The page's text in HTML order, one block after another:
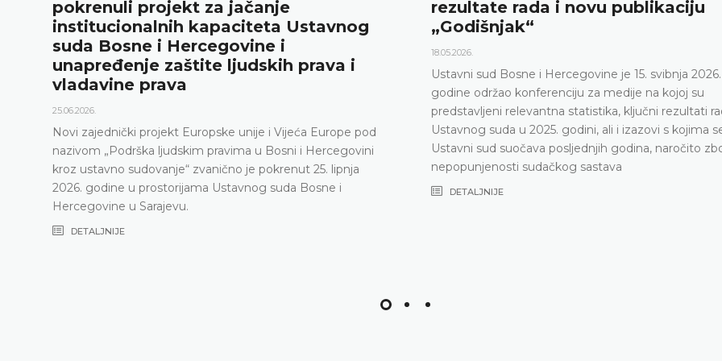
projekt za jačanje
kapaciteta Ustavnog
Bosne i Hercegovine i
zaštite ljudskih prava i
prava
projekt Europske unije i Vijeća Europe pod
„Podrška ljudskim pravima u Bosni i Hercegovini
sudovanje“ zvanično je pokrenut 25. lipnja
godine u prostorijama Ustavnog suda Bosne i
u Sarajevu.
rezultate rada i novu publikaciju
„Godišnjak“
Ustavni sud Bosne i Hercegovine je 15. svibnja 2026.
godine održao konferenciju za medije na kojoj su
predstavljeni relevantna statistika, ključni rezultati rada
Ustavnog suda u 2025. godini, ali i izazovi s kojima se
Ustavni sud suočava posljednjih godina, naročito zbog
nepopunjenosti sudačkog sastava